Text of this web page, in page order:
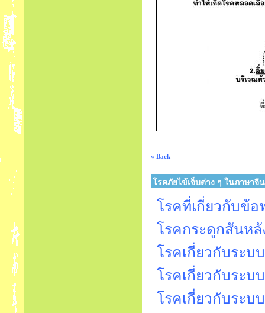
« Back
โรคภัยไข้เจ็บต่าง ๆ ในภาษาจีน
โรคที่เกี่ยวกับข้อ
โรคกระดูกสันหลั
โรคเกี่ยวกับระบ
โรคเกี่ยวกับระบ
โรคเกี่ยวกับระบ